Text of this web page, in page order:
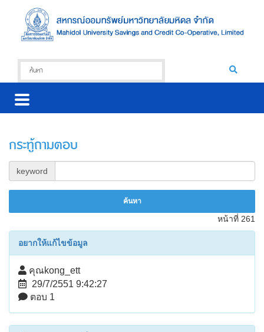
กระทู้ถามตอบ
keyword
หน้าที่ 261
อยากให้แก้ไขข้อมูล
คุณkong_ett
29/7/2551 9:42:27
ตอบ 1